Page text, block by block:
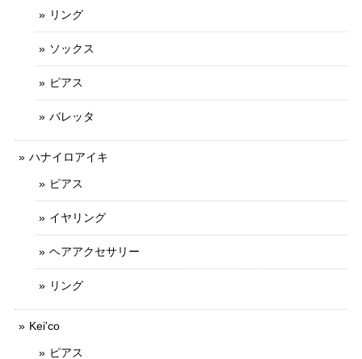
リング
ソックス
ピアス
バレッタ
ハナイロアイキ
ピアス
イヤリング
ヘアアクセサリー
リング
Kei'co
ピアス